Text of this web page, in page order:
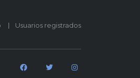
Usuarios registrados